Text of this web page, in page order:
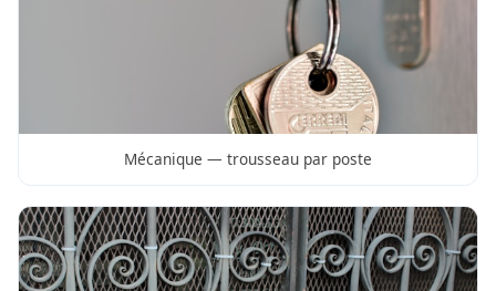
Mécanique — trousseau par poste